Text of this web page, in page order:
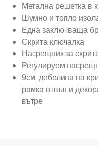
Метална решетка в
Шумно и топло
Една заключваща
Скрита ключалка
Насрещник за
Регулируем
9см. дебелина на
рамка отвън и
вътре